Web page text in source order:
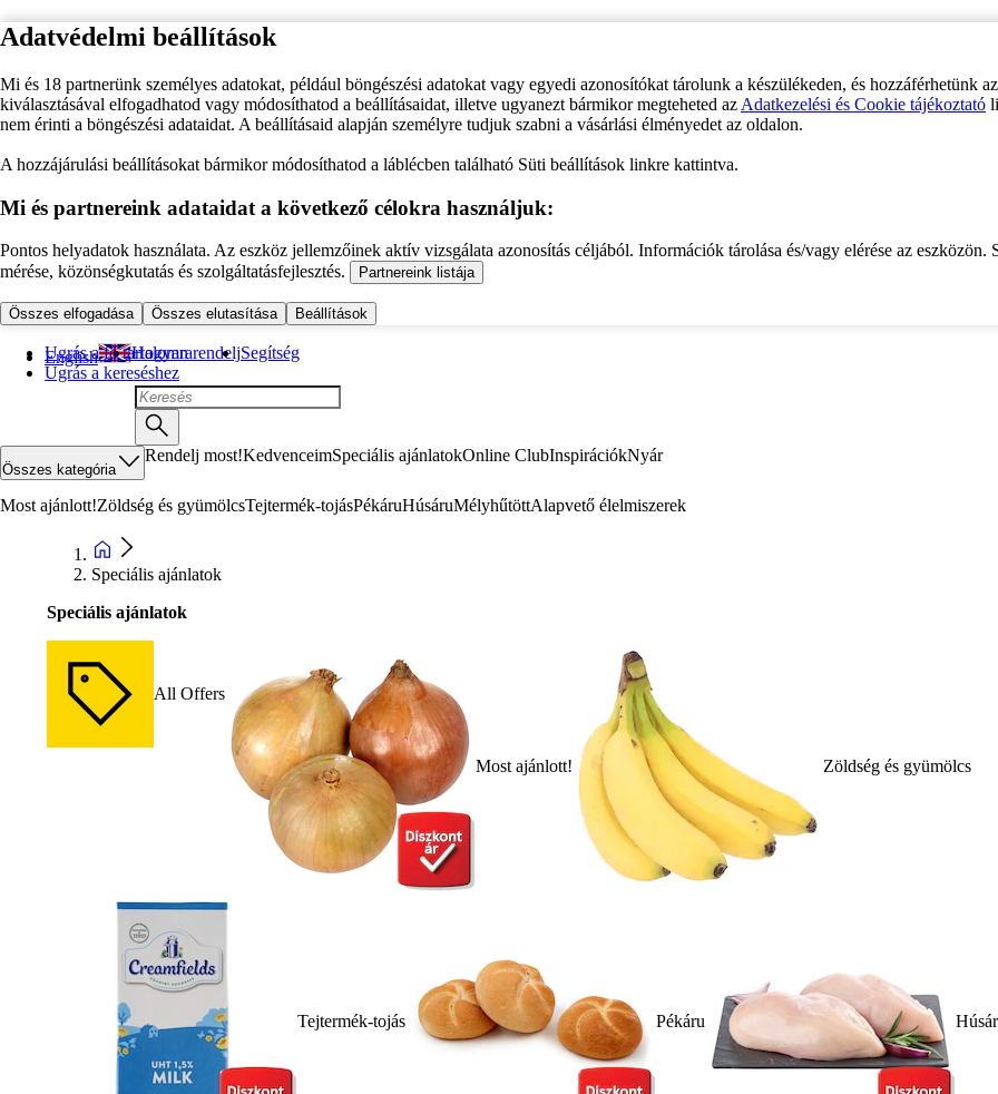
Adatvédelmi beállítások
Mi és 18 partnerünk személyes adatokat, például böngészési adatokat vagy egyedi azonosítókat tárolunk a készülékeden, és hozzáférhetünk
kiválasztásával elfogadhatod vagy módosíthatod a beállításaidat, illetve ugyanezt bármikor megteheted az Adatkezelési és Cookie tájékoztató
nem érinti a böngészési adataidat. A beállításaid alapján személyre tudjuk szabni a vásárlási élményedet az oldalon.
A hozzájárulási beállításokat bármikor módosíthatod a láblécben található Süti beállítások linkre kattintva.
Mi és partnereink adataidat a következő célokra használjuk:
Pontos helyadatok használata. Az eszköz jellemzőinek aktív vizsgálata azonosítás céljából. Információk tárolása és/vagy elérése az eszközön.
mérése, közönségkutatás és szolgáltatásfejlesztés.
Partnereink listája
Összes elfogadása Összes elutasítása Beállítások
Ugrás a fő tartalomra
Ugrás a kereséshez
English Hogyan rendeljSegítség
Összes kategória
Rendelj most!KedvenceimSpeciális ajánlatokOnline ClubInspirációkNyár
Most ajánlott!Zöldség és gyümölcsTejtermék-tojásPékáruHúsáruMélyhűtöttAlapvető élelmiszerek
Speciális ajánlatok
Speciális ajánlatok
All Offers
Most ajánlott! Zöldség és gyümölcs
Tejtermék-tojás Pékáru